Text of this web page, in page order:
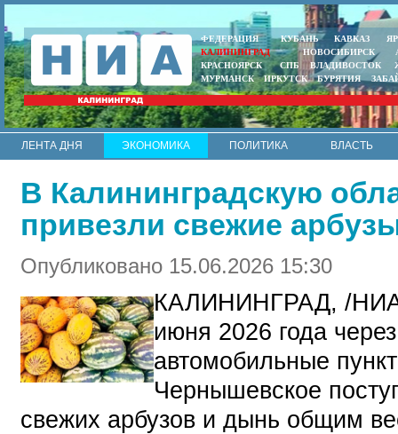
ФЕДЕРАЦИЯ КУБАНЬ КАВКАЗ
КАЛИНИНГРАД
НОВОСИБИРСК
КРАСНОЯРСК
СПБ ВЛАДИВОСТОК
МУРМАНСК
ИРКУТСК БУРЯТИЯ
ЛЕНТА ДНЯ ЭКОНОМИКА ПОЛИТИКА
ВЛАСТЬ
RSS
В Калининградскую
привезли свежие
Опубликовано 15.06.2026 15:30
КАЛИНИНГРАД, /
июня 2026 года
автомобильные
Чернышевское
свежих арбузов и дынь общим